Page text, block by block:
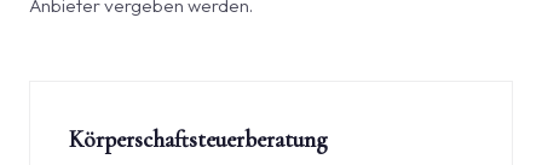
Anbieter vergeben werden.
Körperschaftsteuerberatung